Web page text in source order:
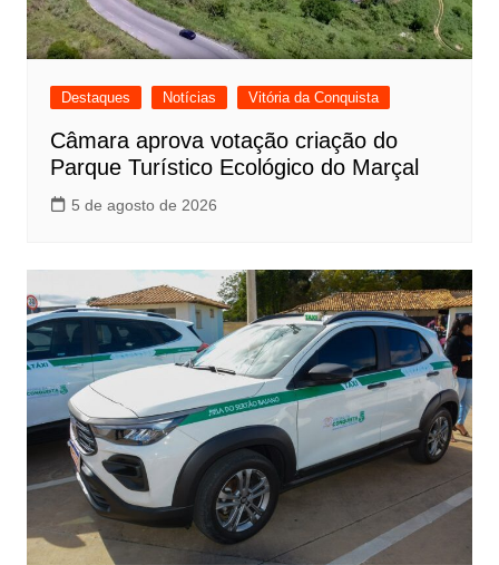
Destaques Notícias Vitória da Conquista
Câmara aprova votação criação do
Parque Turístico Ecológico do Marçal
5 de agosto de 2026